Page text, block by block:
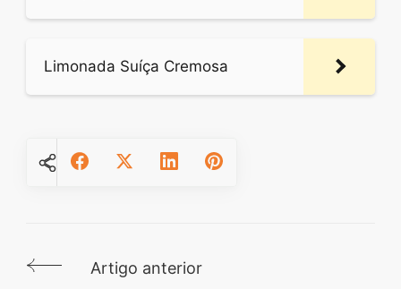
Limonada Suíça Cremosa
NavegaçãoArtigo anterior